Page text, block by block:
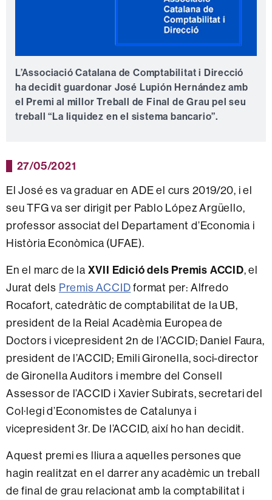
L’Associació Catalana de Comptabilitat i Direcció
ha decidit guardonar José Lupión Hernández amb
el Premi al millor Treball de Final de Grau pel seu
treball“La liquidez en el sistema bancario”.
27/05/2021
El José es va graduar en ADE el curs 2019/20, i el
seu TFG va ser dirigit per Pablo López Argüello,
professor associat del Departament d’Economia i
Història Econòmica (UFAE).
En el marc de la XVII Edició dels Premis ACCID, el
Jurat dels Premis ACCIDformat per: Alfredo
Rocafort, catedràtic de comptabilitat de la UB,
president de la Reial Acadèmia Europea de
Doctors i vicepresident 2n de l’ACCID; Daniel Faura,
president de l’ACCID; Emili Gironella, soci-director
de Gironella Auditors i membre del Consell
Assessor de l’ACCID i Xavier Subirats, secretari del
Col·legi d’Economistes de Catalunya i
vicepresident 3r. De l’ACCID, així ho han decidit.
Aquest premi es lliura a aquelles persones que
hagin realitzat en el darrer any acadèmic un treball
de final de grau relacionat amb la comptabilitat i